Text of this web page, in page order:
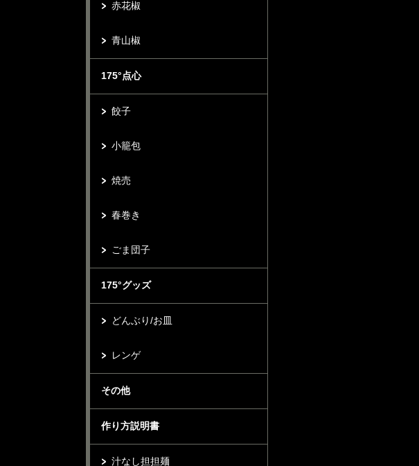
赤花椒
青山椒
175°点心
餃子
小籠包
焼売
春巻き
ごま団子
175°グッズ
どんぶり/お皿
レンゲ
その他
作り方説明書
汁なし担担麺